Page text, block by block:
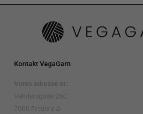
Kontakt VegaGarn
Vores adresse er:
Vendersgade 26C
7000 Fredericia